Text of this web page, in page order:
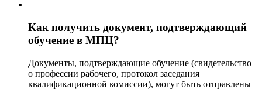
Как получить документ, подтверждающий
обучение в МПЦ?
Документы, подтверждающие обучение (свидетельство
о профессии рабочего, протокол заседания
квалификационной комиссии), могут быть отправлены